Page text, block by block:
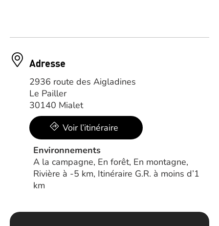
Adresse
2936 route des Aigladines
Le Pailler
30140 Mialet
Voir l’itinéraire
Environnements
A la campagne, En forêt, En montagne,
Rivière à -5 km, Itinéraire G.R. à moins d’1
km